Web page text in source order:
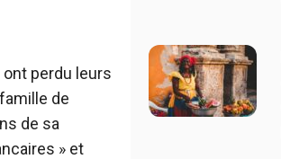
perdu leurs
de
de sa
» et